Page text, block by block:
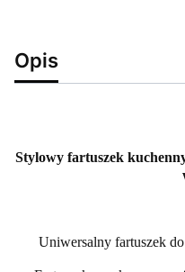
Opis
Stylowy fartuszek
Uniwersalny fartuszek